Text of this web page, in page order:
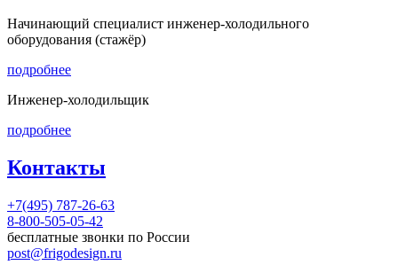
Начинающий специалист инженер-холодильного
оборудования (стажёр)
подробнее
Инженер-холодильщик
подробнее
Контакты
+7(495) 787-26-63
8-800-505-05-42
бесплатные звонки по России
post@frigodesign.ru